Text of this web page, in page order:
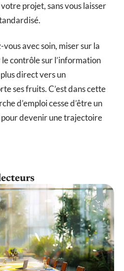
projet, sans vous laisser
avec soin, miser sur la
contrôle sur l’information
direct vers un
ses fruits. C’est dans cette
d’emploi cesse d’être un
devenir une trajectoire